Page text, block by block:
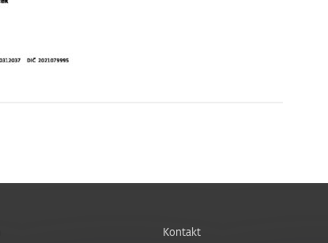
Kontakt